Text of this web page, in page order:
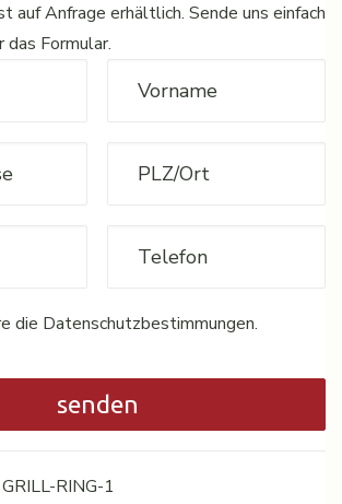
auf Anfrage erhältlich. Sende uns einfach
das Formular.
die Datenschutzbestimmungen.
GRILL-RING-1